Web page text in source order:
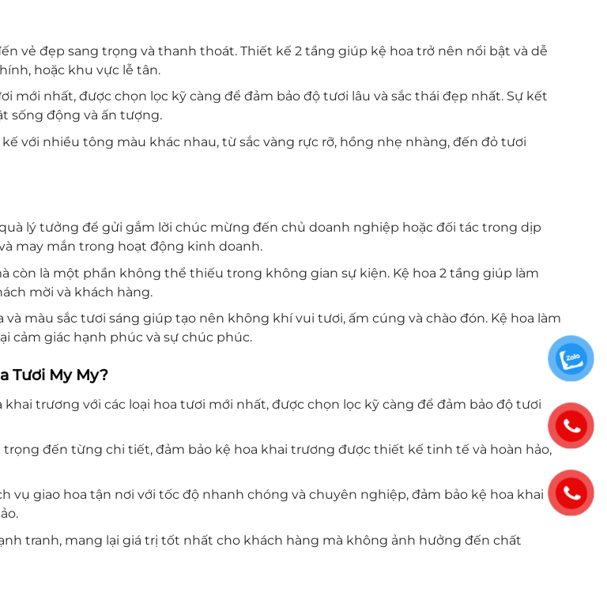
vẻ đẹp sang trọng và thanh thoát. Thiết kế 2 tầng giúp kệ hoa trở nên nổi bật và dễ
hoặc khu vực lễ tân.
mới nhất, được chọn lọc kỹ càng để đảm bảo độ tươi lâu và sắc thái đẹp nhất. Sự kết
sống động và ấn tượng.
với nhiều tông màu khác nhau, từ sắc vàng rực rỡ, hồng nhẹ nhàng, đến đỏ tươi
lý tưởng để gửi gắm lời chúc mừng đến chủ doanh nghiệp hoặc đối tác trong dịp
may mắn trong hoạt động kinh doanh.
còn là một phần không thể thiếu trong không gian sự kiện. Kệ hoa 2 tầng giúp làm
mời và khách hàng.
và màu sắc tươi sáng giúp tạo nên không khí vui tươi, ấm cúng và chào đón. Kệ hoa làm
cảm giác hạnh phúc và sự chúc phúc.
Tươi My My?
khai trương với các loại hoa tươi mới nhất, được chọn lọc kỹ càng để đảm bảo độ tươi
đến từng chi tiết, đảm bảo kệ hoa khai trương được thiết kế tinh tế và hoàn hảo,
vụ giao hoa tận nơi với tốc độ nhanh chóng và chuyên nghiệp, đảm bảo kệ hoa khai
tranh, mang lại giá trị tốt nhất cho khách hàng mà không ảnh hưởng đến chất